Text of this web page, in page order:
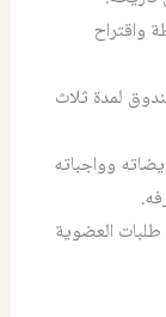
واقتراح
لمدة ثلاث
وواجباته
طلبات العضوية